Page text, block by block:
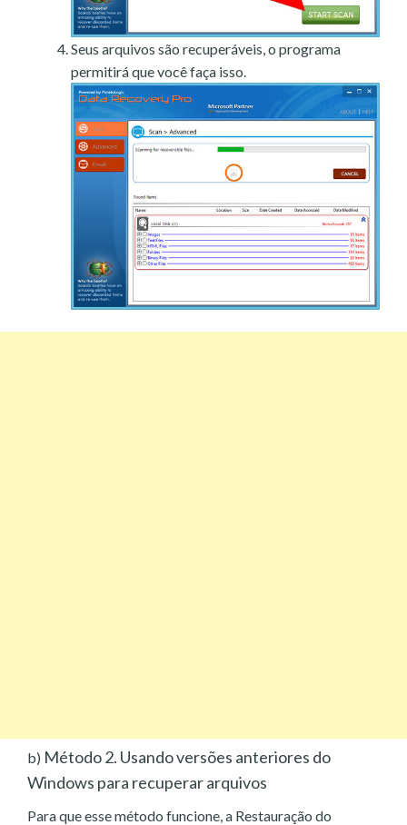
Seus arquivos são recuperáveis, o programa
permitirá que você faça isso.
b) Método 2. Usando versões anteriores do
Windows para recuperar arquivos
Para que esse método funcione, a Restauração do